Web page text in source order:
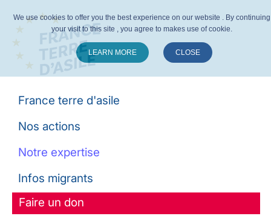
France terre d'asile
Nos actions
Notre expertise
Infos migrants
Faire un don
We use cookies to offer you the best experience on our website . By continuing
your visit to this site , you agree to makes use of cookie.
LEARN MORE CLOSE